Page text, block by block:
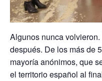
Algunos nunca
después. De los más de
mayoría anónimos, que
el territorio español al